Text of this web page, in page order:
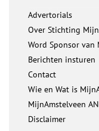
Advertorials
Over Stichting
Word Sponsor van
Berichten insturen
Contact
Wie en Wat is
MijnAmstelveen
Disclaimer